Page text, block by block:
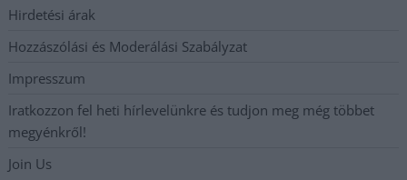
Hirdetési árak
Hozzászólási és Moderálási Szabályzat
Impresszum
Iratkozzon fel heti hírlevelünkre és tudjon meg még többet
megyénkről!
Join Us